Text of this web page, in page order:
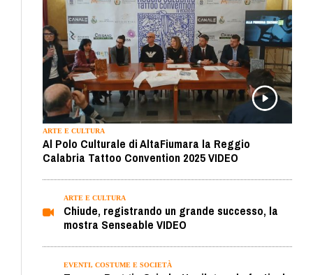
ARTE E CULTURA
Al Polo Culturale di AltaFiumara la Reggio
Calabria Tattoo Convention 2025 VIDEO
ARTE E CULTURA
Chiude, registrando un grande successo, la
mostra Senseable VIDEO
EVENTI, COSTUME E SOCIETÀ